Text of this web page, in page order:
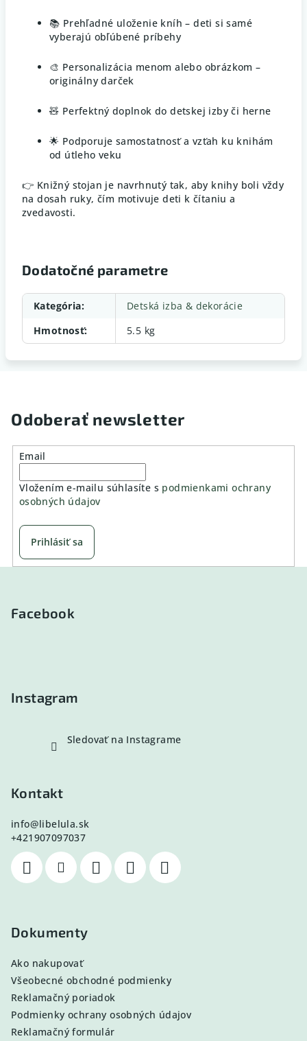
📚 Prehľadné uloženie kníh – deti si samé
vyberajú obľúbené príbehy
🎨 Personalizácia menom alebo obrázkom –
originálny darček
🧸 Perfektný doplnok do detskej izby či herne
🌟 Podporuje samostatnosť a vzťah ku knihám
od útleho veku
👉 Knižný stojan je navrhnutý tak, aby knihy boli vždy
na dosah ruky, čím motivuje deti k čítaniu a
zvedavosti.
Dodatočné parametre
Kategória:
Detská izba & dekorácie
Hmotnosť: 5.5 kg
Odoberať newsletter
Email
Vložením e-mailu súhlasíte s podmienkami ochrany
osobných údajov
Prihlásiť sa
Facebook
Instagram
Sledovať na Instagrame
Kontakt
info@libelula.sk
+421907097037
Dokumenty
Ako nakupovať
Všeobecné obchodné podmienky
Reklamačný poriadok
Podmienky ochrany osobných údajov
Reklamačný formulár